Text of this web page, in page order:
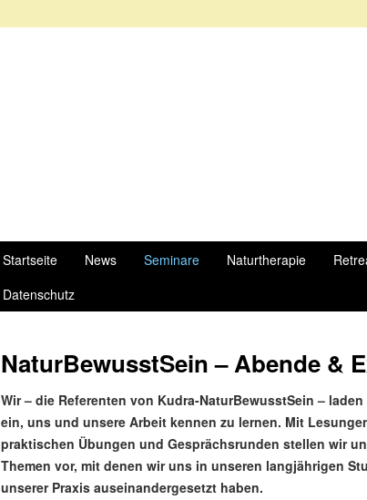
Startseite News Seminare Naturtherapie
Datenschutz
NaturBewusstSein – Abende &
Wir – die Referenten von Kudra-NaturBewusstSein –
ein, uns und unsere Arbeit kennen zu lernen. Mit
praktischen Übungen und Gesprächsrunden stellen wir
Themen vor, mit denen wir uns in unseren langjährigen
unserer Praxis auseinandergesetzt haben.